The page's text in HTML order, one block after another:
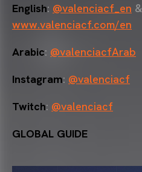
English: @valenciacf_en &
www.valenciacf.com/en
Arabic: @valenciacfArab
Instagram: @valenciacf
Twitch: @valenciacf
GLOBAL GUIDE